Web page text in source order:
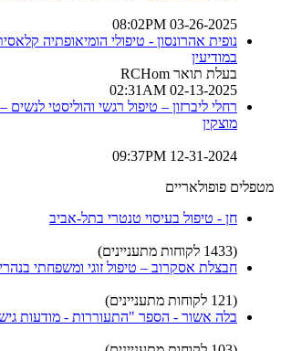
03-26-2025 08:02PM
נופית אהרונסון - טיפולי הומיאופתיה
במודיעין
בעלת תואר RCHom
02-13-2025 02:31AM
רחלי ליברזון – טיפול רגשי והוליסטי
מוצקין
12-31-2024 09:37PM
מטפלים פופולאריים
חן - טיפול בעיסוי טנטרי בתל-אביב
(1433 לקוחות מתעניינים)
חבצלת אסקרוב – טיפול זוגי ומשפחתי
(121 לקוחות מתעניינים)
בלה אשור - הספר "התעוררות - מודעות